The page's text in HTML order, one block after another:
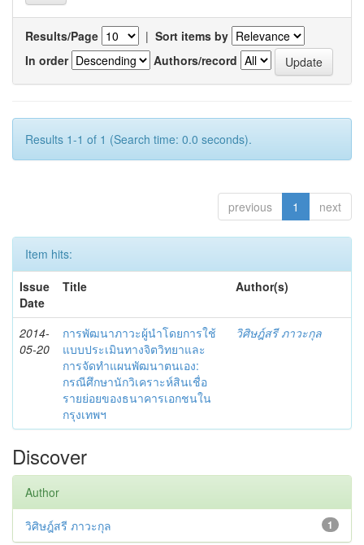
Results/Page | Sort items by
In order
Authors/record
Results 1-1 of 1 (Search time: 0.0 seconds).
previous 1 next
Item hits:
Issue
Date
Title Author(s)
2014-
05-20
การพัฒนาภาวะผู้นำโดยการใช้
แบบประเมินทางจิตวิทยาและ
การจัดทำแผนพัฒนาตนเอง:
กรณีศึกษานักวิเคราะห์สินเชื่อ
รายย่อยของธนาคารเอกชนใน
กรุงเทพฯ
วิศิษฎ์สรี ภาวะกุล
Discover
Author
1
วิศิษฎ์สรี ภาวะกุล